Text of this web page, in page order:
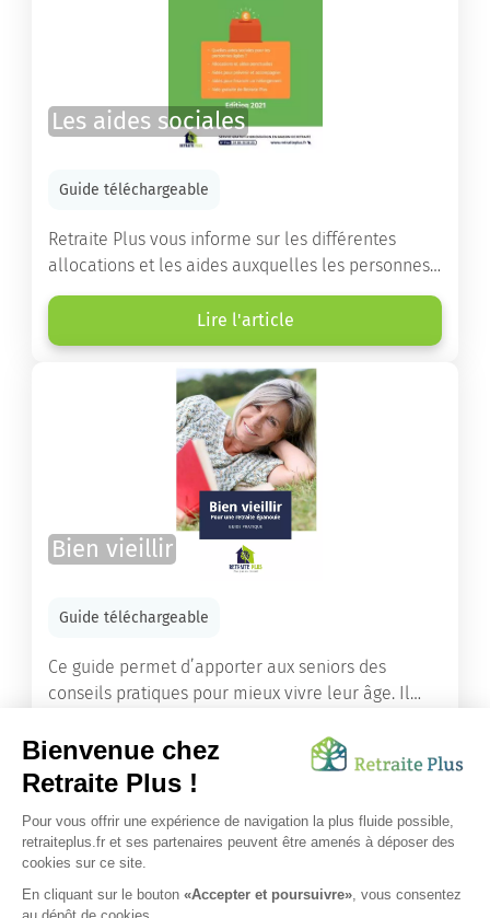
Les aides sociales
Guide téléchargeable
Retraite Plus vous informe sur les différentes
allocations et les aides auxquelles les personnes
âgées ont droit pour financer un séjour en maison
de retraite ou un maintien à domicile.
Lire l'article
Bien vieillir
Guide téléchargeable
Ce guide permet d’apporter aux seniors des
conseils pratiques pour mieux vivre leur âge. Il
améliorer sa santé grâce à l’alimentation...
Lire l'article
Vous avez besoin d’une aide de nos équipes ?
Obtenir les tarifs & disponibilités